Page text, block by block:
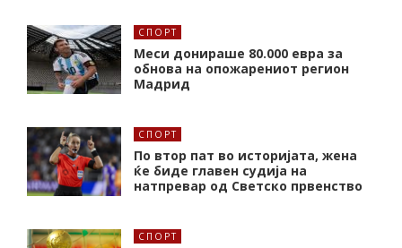
СПОРТ
Меси донираше 80.000 евра за
обнова на опожарениот регион
Мадрид
СПОРТ
По втор пат во историјата, жена
ќе биде главен судија на
натпревар од Светско првенство
СПОРТ